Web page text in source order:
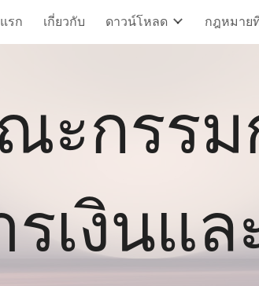
main content
รก เกี่ยวกับ ดาวน์โหลด กฎหมาย
ะกรรม
เงินแ